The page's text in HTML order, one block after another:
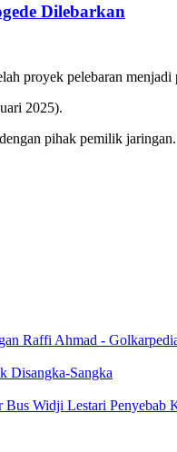
Dilebarkan
proyek pelebaran
2025).
pihak pemilik jaringan.
Raffi Ahmad -
Disangka-Sangka
Bus Widji Lestari Penyebab